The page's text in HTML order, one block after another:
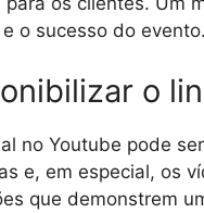
o sucesso do evento.
o
no Youtube pode
e, em especial, os
que demonstrem